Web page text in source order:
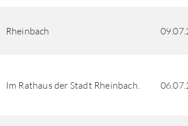
Rheinbach
Im Rathaus der Stadt Rheinbach.